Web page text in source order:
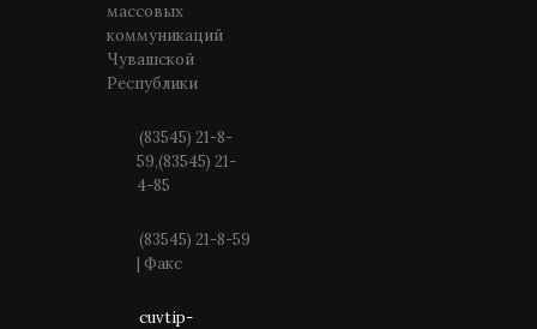
массовых
коммуникаций
Чувашской
Республики
(83545) 21-8-
59,(83545) 21-
4-85
(83545) 21-8-59
| Факс
cuvtip-